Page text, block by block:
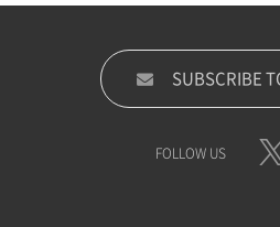
SUBSCRIBE
FOLLOW US